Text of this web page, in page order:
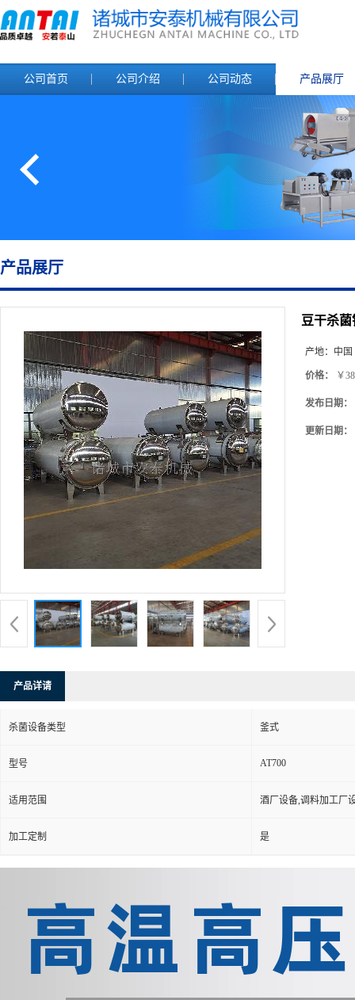
公司首页 公司介绍 公司动态 产品展厅
产品展厅
豆干杀
产地： 中
价格： ￥
发布日期：
更新日期：
产品详请
杀菌设备类型 釜式
型号 AT700
适用范围 酒厂设备,调料加工厂
加工定制 是